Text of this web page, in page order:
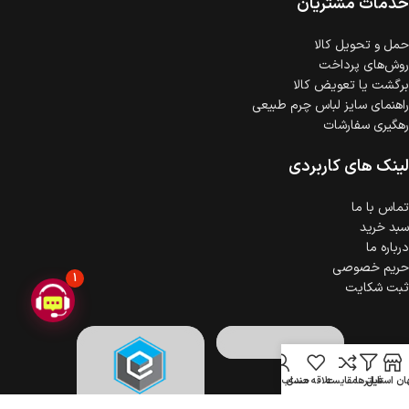
گارانتی معتبر برای تمامی محصولات ارائه می‌شود.حمل‌ و تحویل کالا
روش‌های پرداخت
برگشت یا تعویض کالا
راهنمای سایز لباس چرم طبیعی
رهگیری سفارشات
لینک های کاربردی
تماس با ما
سبد خرید
درباره ما
حریم خصوصی
ثبت شکایت
استایل
فیلترهامقایسهعلاقه مندیحساب کاربری
1